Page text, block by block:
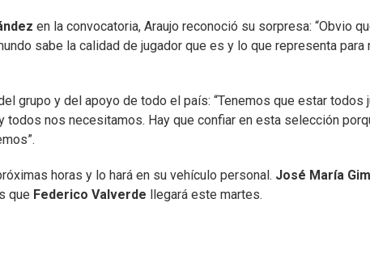
en la convocatoria, Araujo reconoció su sorpresa: “Obvio
sabe la calidad de jugador que es y lo que representa para
grupo y del apoyo de todo el país: “Tenemos que estar todos
todos nos necesitamos. Hay que confiar en esta selección
horas y lo hará en su vehículo personal. José María
que Federico Valverde llegará este martes.